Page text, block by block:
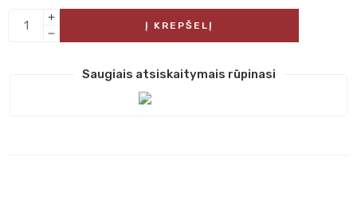
Į KREPŠELĮ
Saugiais atsiskaitymais rūpinasi